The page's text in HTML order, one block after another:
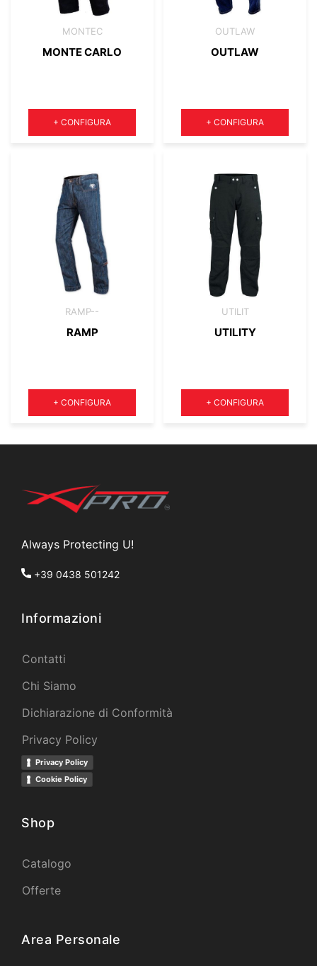
MONTEC
MONTE CARLO
Quantità
+ CONFIGURA
OUTLAW
OUTLAW
Quantità
+ CONFIGURA
RAMP--
RAMP
Quantità
+ CONFIGURA
UTILIT
UTILITY
Quantità
+ CONFIGURA
Always Protecting U!
+39 0438 501242
Informazioni
Contatti
Chi Siamo
Dichiarazione di Conformità
Privacy Policy
Privacy Policy
Cookie Policy
Shop
Catalogo
Offerte
Area Personale